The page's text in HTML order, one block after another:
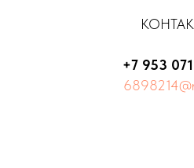
+7 953